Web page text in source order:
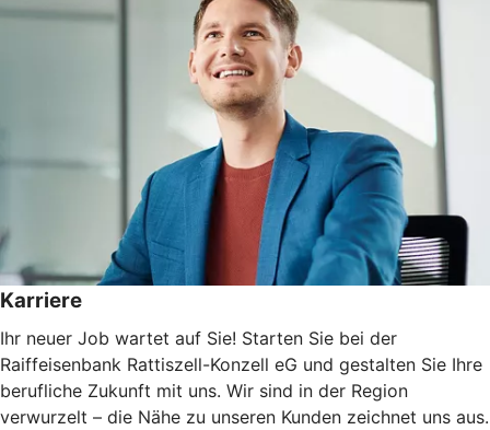
Karriere
Ihr neuer Job wartet auf Sie! Starten Sie bei der
Raiffeisenbank Rattiszell-Konzell eG und gestalten Sie Ihre
berufliche Zukunft mit uns. Wir sind in der Region
verwurzelt – die Nähe zu unseren Kunden zeichnet uns aus.